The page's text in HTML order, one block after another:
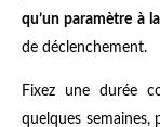
qu’un paramètre à
de déclenchement.
Fixez une durée
quelques semaines,